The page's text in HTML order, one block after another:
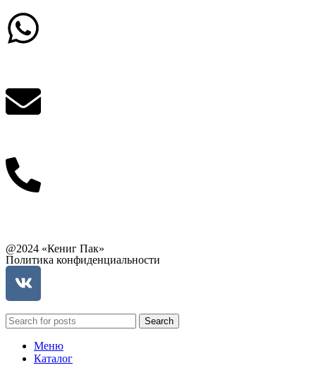
@2024 «Кениг Пак»
Политика конфиденциальности
Search
Меню
Каталог